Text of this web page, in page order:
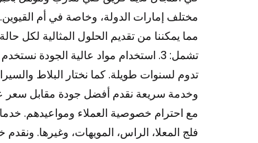
مختلف إمارات الدولة، وخاصة في أم القيوين.
تشمل: 3. استخدام مواد عالية الجودة
وخدمة سريعة نقدم أفضل جودة مقابل سعر
مع احترام خصوصية العملاء ومواعيدهم.
فلج المعلا، الراس، المويهات، وغيرها.